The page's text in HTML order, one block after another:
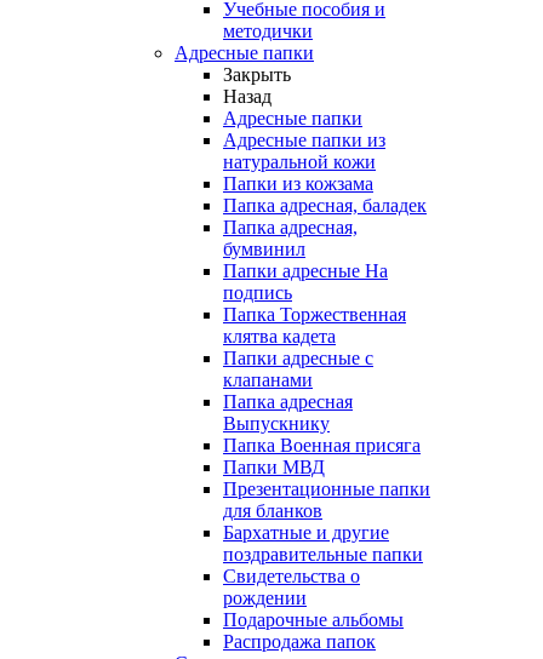
Учебные пособия и
методички
Адресные папки
Закрыть
Назад
Адресные папки
Адресные папки из
натуральной кожи
Папки из кожзама
Папка адресная, баладек
Папка адресная,
бумвинил
Папки адресные На
подпись
Папка Торжественная
клятва кадета
Папки адресные с
клапанами
Папка адресная
Выпускнику
Папка Военная присяга
Папки МВД
Презентационные папки
для бланков
Бархатные и другие
поздравительные папки
Свидетельства о
рождении
Подарочные альбомы
Распродажа папок